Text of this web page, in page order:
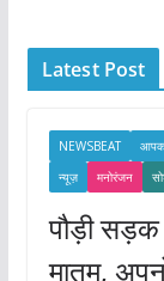
e
Latest Post
NEWSBEAT
न्यूज़
मनोरंजन
पौड़ी सड़क
मातम,